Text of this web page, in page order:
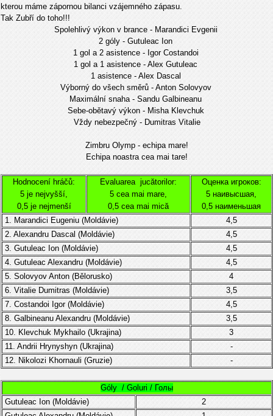
kterou máme zápornou bilanci vzájemného zápasu.
Tak Zubří do toho!!!
Spolehlivý výkon v brance - Marandici Evgenii
2 góly - Gutuleac Ion
1 gol a 2 asistence - Igor Costandoi
1 gol a 1 asistence - Alex Gutuleac
1 asistence - Alex Dascal
Výborný do všech směrů - Anton Solovyov
Maximální snaha - Sandu Galbineanu
Sebe-obětavý výkon - Misha Klevchuk
Vždy nebezpečný - Dumitras Vitalie
Zimbru Olymp - echipa mare!
Echipa noastra cea mai tare!
Hodnocení hráčů:
5 je nejvyšší,
0,5 je nejmenší
Evaluarea jucătorilor:
5 cea mai mare,
0,5 cea mai mică
Оценка игроков:
5 наивысшая,
0,5 наименьшая
1. Marandici Eugeniu (Moldávie)
4,5
2. Alexandru Dascal (Moldávie)
4,5
3. Gutuleac Ion (Moldávie)
4,5
4. Gutuleac Alexandru (Moldávie)
4,5
5. Solovyov Anton (Bělorusko)
4
6. Vitalie Dumitras (Moldávie)
3,5
7. Costandoi Igor (Moldávie)
4,5
8. Galbineanu Alexandru (Moldávie)
3,5
10. Klevchuk Mykhailo (Ukrajina)
3
11. Andrii Hrynyshyn (Ukrajina)
-
12. Nikolozi Khornauli (Gruzie)
-
Góly / Goluri / Голы
Gutuleac Ion (Moldávie)
2